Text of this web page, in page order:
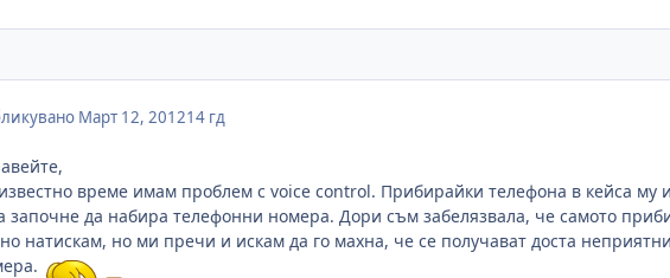
Март 12, 201214 гд
време имам проблем с voice control. Прибирайки телефона в кейса му
започне да набира телефонни номера. Дори съм забелязвала, че самото
натискам, но ми пречи и искам да го махна, че се получават доста